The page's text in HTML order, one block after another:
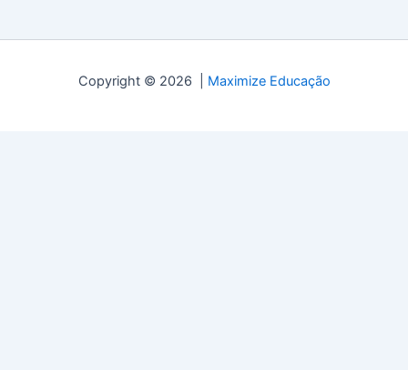
Copyright © 2026 | Maximize Educação